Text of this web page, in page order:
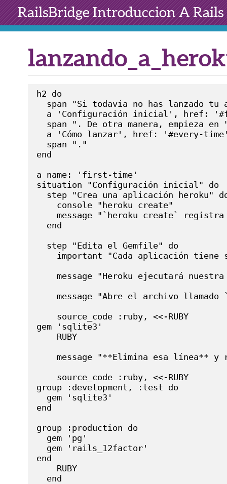
RailsBridgeIntroduccion A Rails
h2 do
span "Si todavía no has lanzado tu
a 'Configuración inicial', href:
span ". De otra manera, empieza en
a 'Cómo lanzar', href: '#every-
  span "."
end
a name: 'first-time'
situation "Configuración inicial" do
step "Crea una aplicación heroku"
    console "heroku create"
message "`heroku create`
  end
  step "Edita el Gemfile" do
important "Cada aplicación tiene
message "Heroku ejecutará
message "Abre el archivo llamado
    source_code :ruby, <<-RUBY
gem 'sqlite3'
    RUBY
message "**Elimina esa línea** y
    source_code :ruby, <<-RUBY
group :development, :test do
  gem 'sqlite3'
end
group :production do
  gem 'pg'
  gem 'rails_12factor'
end
    RUBY
  end